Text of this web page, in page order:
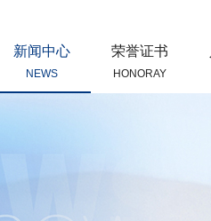
新闻中心
NEWS
荣誉证书
HONORAY